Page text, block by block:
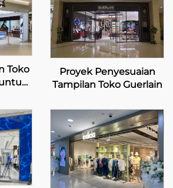
Toko
Proyek Penyesuaian
Tampilan Toko Guerlain